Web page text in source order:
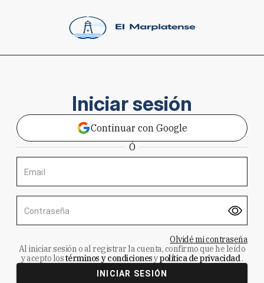
Iniciar sesión
Continuar con Google
Ó
Email
Contraseña
Olvidé mi contraseña
Al iniciar sesión o al registrar la cuenta, confirmo que he leído
y acepto lostérminos y condicionesypolítica de privacidad.
INICIAR SESIÓN